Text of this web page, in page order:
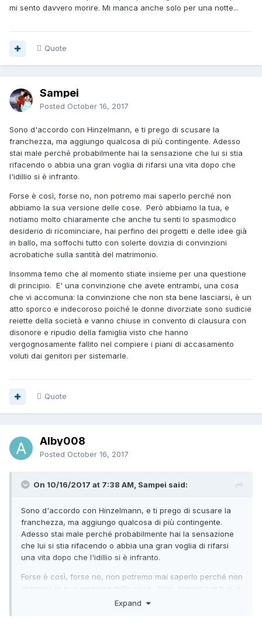
una frigidità di fondo ( io, il tuo partner, chiunque altro, non
Cerchi il potere di controllo della relazione, quel potere che
hai sentito di perdere nei confronti degli impegni della vita
E questo mentre lui ti dimostra - indirettamente - essendo
uno straniero in Italia, che invece lui è capace di gestire
Ovviamente messa in questi termini, sembra che sia solo
colpa tua, mentre probabimente non è del tutto vero, ma io
interpreto il tuo racconto e quindi non posso vedere i suoi
errori, vedo necessariamente solo i tuoi.
mi sento davvero morire. Mi manca anche solo per una notte...
Quote
Sampei
Posted October 16, 2017
Sono d'accordo con Hinzelmann, e ti prego di scusare la
franchezza, ma aggiungo qualcosa di più contingente. Adesso
stai male perché probabilmente hai la sensazione che lui si stia
rifacendo o abbia una gran voglia di rifarsi una vita dopo che
l'idillio si è infranto.
Forse è così, forse no, non potremo mai saperlo perché non
abbiamo la sua versione delle cose. Però abbiamo la tua, e
notiamo molto chiaramente che anche tu senti lo spasmodico
desiderio di ricominciare, hai perfino dei progetti e delle idee già
in ballo, ma soffochi tutto con solerte dovizia di convinzioni
acrobatiche sulla santità del matrimonio.
Insomma temo che al momento stiate insieme per una questione
di principio. E' una convinzione che avete entrambi, una cosa
che vi accomuna: la convinzione che non sta bene lasciarsi, è un
atto sporco e indecoroso poiché le donne divorziate sono sudicie
reiette della società e vanno chiuse in convento di clausura con
disonore e ripudio della famiglia visto che hanno
vergognosamente fallito nel compiere i piani di accasamento
voluti dai genitori per sistemarle.
Quote
Alby008
Posted October 16, 2017
On 10/16/2017 at 7:38 AM, Sampei said:
Sono d'accordo con Hinzelmann, e ti prego di scusare la
franchezza, ma aggiungo qualcosa di più contingente.
Adesso stai male perché probabilmente hai la sensazione
che lui si stia rifacendo o abbia una gran voglia di rifarsi
una vita dopo che l'idillio si è infranto.
Forse è così, forse no, non potremo mai saperlo perché non
abbiamo la sua versione delle cose. Però abbiamo la tua, e
notiamo molto chiaramente che anche tu senti lo
Expand